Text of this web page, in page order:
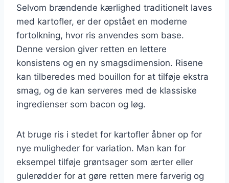
Selvom brændende kærlighed traditionelt laves
med kartofler, er der opstået en moderne
fortolkning, hvor ris anvendes som base.
Denne version giver retten en lettere
konsistens og en ny smagsdimension. Risene
kan tilberedes med bouillon for at tilføje ekstra
smag, og de kan serveres med de klassiske
ingredienser som bacon og løg.
At bruge ris i stedet for kartofler åbner op for
nye muligheder for variation. Man kan for
eksempel tilføje grøntsager som ærter eller
gulerødder for at gøre retten mere farverig og